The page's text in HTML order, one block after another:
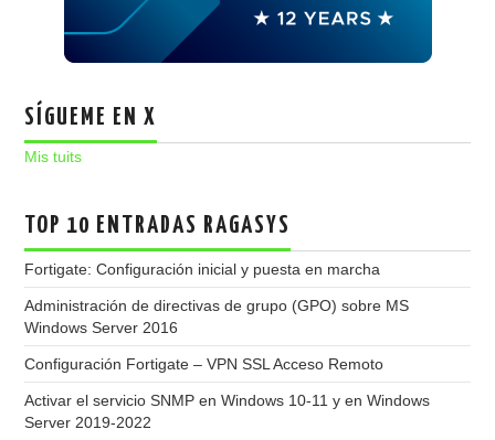
SÍGUEME EN X
Mis tuits
TOP 10 ENTRADAS RAGASYS
Fortigate: Configuración inicial y puesta en marcha
Administración de directivas de grupo (GPO) sobre MS
Windows Server 2016
Configuración Fortigate – VPN SSL Acceso Remoto
Activar el servicio SNMP en Windows 10-11 y en Windows
Server 2019-2022